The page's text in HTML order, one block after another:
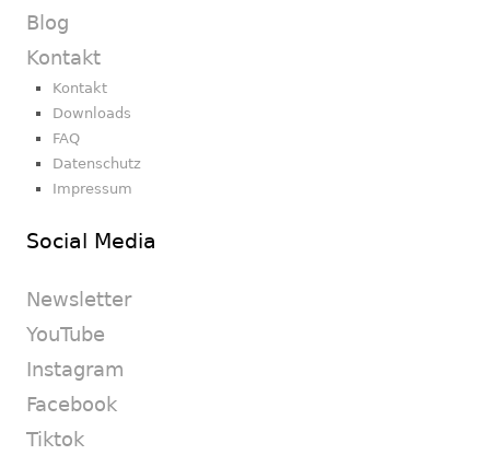
Blog
Kontakt
Kontakt
Downloads
FAQ
Datenschutz
Impressum
Social Media
Newsletter
YouTube
Instagram
Facebook
Tiktok